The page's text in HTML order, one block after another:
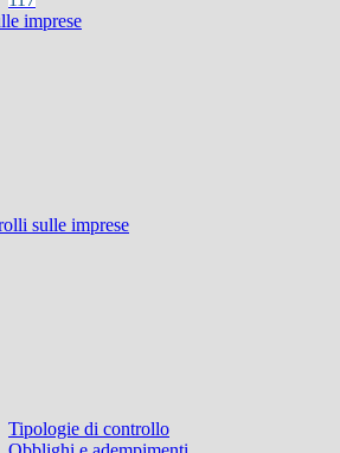
imprese
sulle imprese
Tipologie di controllo